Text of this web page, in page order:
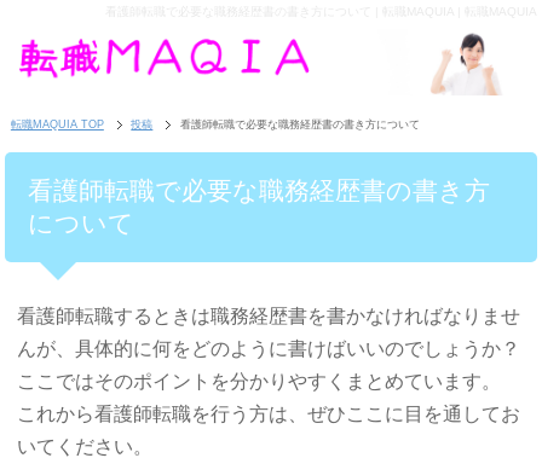
転職MAQUIA TOP 投稿 看護師転職で必要な職務経歴書の書き方について
看護師転職で必要な職務経歴書の書き方
について
看護師転職するときは職務経歴書を書かなければなりませ
んが、具体的に何をどのように書けばいいのでしょうか？
ここではそのポイントを分かりやすくまとめています。
これから看護師転職を行う方は、ぜひここに目を通してお
いてください。